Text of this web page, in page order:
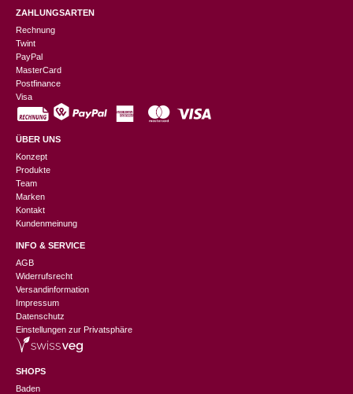
ZAHLUNGSARTEN
Rechnung
Twint
PayPal
MasterCard
Postfinance
Visa
ÜBER UNS
Konzept
Produkte
Team
Marken
Kontakt
Kundenmeinung
INFO & SERVICE
AGB
Widerrufsrecht
Versandinformation
Impressum
Datenschutz
Einstellungen zur Privatsphäre
SHOPS
Baden